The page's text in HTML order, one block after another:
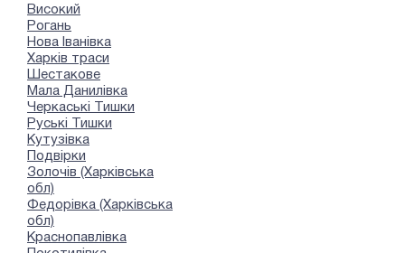
Високий
Рогань
Нова Іванівка
Харків траси
Шестакове
Мала Данилівка
Черкаські Тишки
Руські Тишки
Кутузівка
Подвірки
Золочів (Харківська
обл)
Федорівка (Харківська
обл)
Краснопавлівка